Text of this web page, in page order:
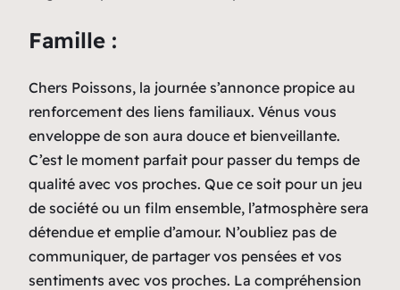
Famille :
Chers Poissons, la journée s’annonce propice au
renforcement des liens familiaux. Vénus vous
enveloppe de son aura douce et bienveillante.
C’est le moment parfait pour passer du temps de
qualité avec vos proches. Que ce soit pour un jeu
de société ou un film ensemble, l’atmosphère sera
détendue et emplie d’amour. N’oubliez pas de
communiquer, de partager vos pensées et vos
sentiments avec vos proches. La compréhension